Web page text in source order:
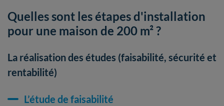
Quelles sont les étapes d'installation
pour une maison de 200 m² ?
La réalisation des études (faisabilité, sécurité et
rentabilité)
L’étude de faisabilité